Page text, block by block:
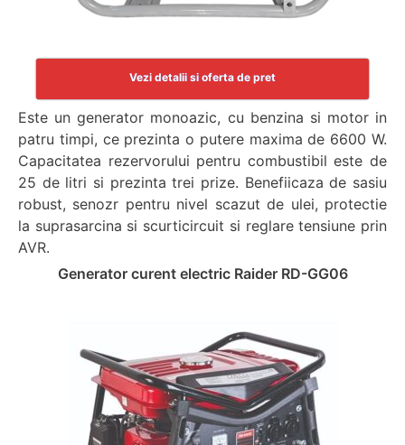
Vezi detalii si oferta de pret
Este un generator monoazic, cu benzina si motor in
patru timpi, ce prezinta o putere maxima de 6600 W.
Capacitatea rezervorului pentru combustibil este de
25 de litri si prezinta trei prize. Benefiicaza de sasiu
robust, senozr pentru nivel scazut de ulei, protectie
la suprasarcina si scurticircuit si reglare tensiune prin
AVR.
Generator curent electric Raider RD-GG06